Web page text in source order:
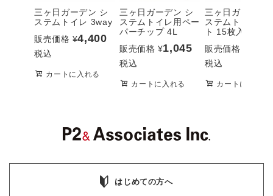
三ヶ日ガーデン シ
ステムトイレ 3way
販売価格 ¥4,400
税込
カートに入れる
三ヶ日ガーデン シ
ステムトイレ用ペー
パーチップ 4L
販売価格 ¥1,045
税込
カートに入れる
三ヶ日ガーデン
ステムトイレ用
ト 15枚入
販売価格
税込
カートに入れる
はじめての方へ